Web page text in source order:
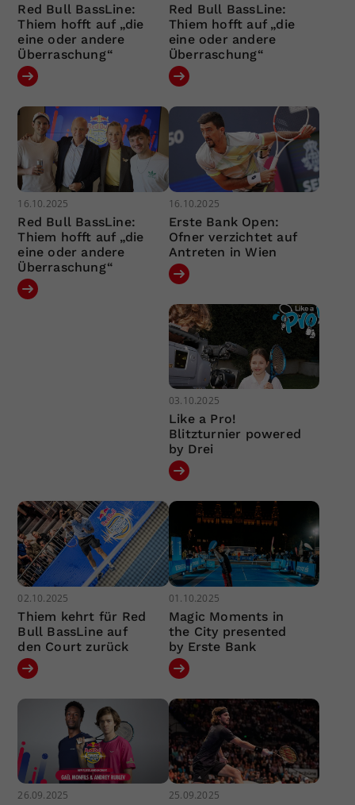
Red Bull BassLine:
Thiem hofft auf „die
eine oder andere
Überraschung“
Red Bull BassLine:
Thiem hofft auf „die
eine oder andere
Überraschung“
16.10.2025
Red Bull BassLine:
Thiem hofft auf „die
eine oder andere
Überraschung“
16.10.2025
Erste Bank Open:
Ofner verzichtet auf
Antreten in Wien
03.10.2025
Like a Pro!
Blitzturnier powered
by Drei
02.10.2025
Thiem kehrt für Red
Bull BassLine auf
den Court zurück
01.10.2025
Magic Moments in
the City presented
by Erste Bank
26.09.2025 25.09.2025